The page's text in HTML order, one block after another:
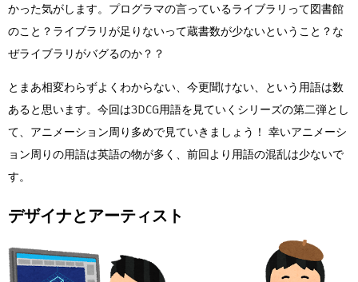
かった気がします。プログラマの言っているライブラリって図書館
のこと？ライブラリが足りないって蔵書数が少ないということ？な
ぜライブラリがバグるのか？？
とまあ相変わらずよくわからない、今更聞けない、という用語は数
あると思います。今回は3DCG用語を見ていくシリーズの第二弾とし
て、アニメーション周り多めで見ていきましょう！ 幸いアニメーシ
ョン周りの用語は英語の物が多く、前回より用語の混乱は少ないで
す。
デザイナとアーティスト